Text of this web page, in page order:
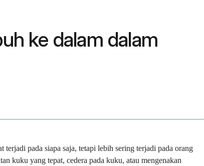
ke dalam dalam
pada siapa saja, tetapi lebih sering terjadi pada orang
kuku yang tepat, cedera pada kuku, atau mengenakan